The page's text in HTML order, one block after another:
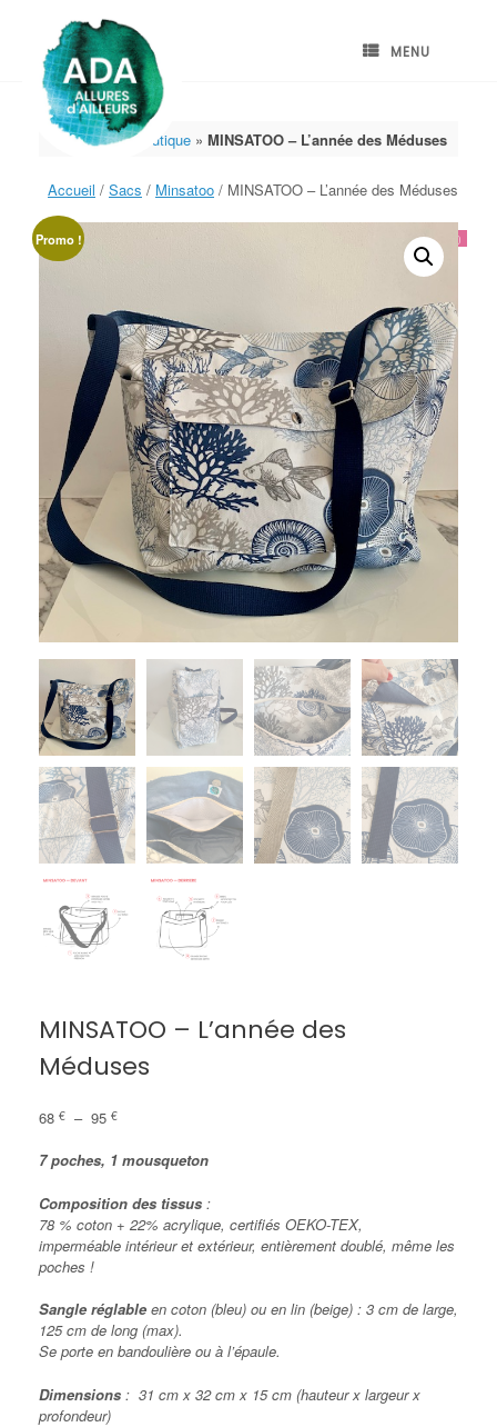
content
MENU
Accueil»Boutique »MINSATOO – L’année des Méduses
Accueil / Sacs / Minsatoo / MINSATOO – L’année des Méduses
Promo !
MINSATOO – L’année des
Méduses
68 € – 95 €Plage
prix :
à
95 €
7 poches, 1 mousqueton
Composition des tissus :
78 % coton + 22% acrylique, certifiés OEKO-TEX,
imperméable intérieur et extérieur, entièrement doublé, même les
poches !
Sangle réglable en coton (bleu) ou en lin (beige) : 3 cm de large,
125 cm de long (max).
Se porte en bandoulière ou à l’épaule.
Dimensions : 31 cm x 32 cm x 15 cm (hauteur x largeur x
profondeur)